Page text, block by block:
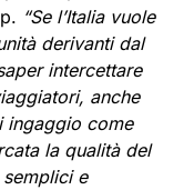
“Se l’Italia vuole
derivanti dal
intercettare
anche
ingaggio come
la qualità del
e